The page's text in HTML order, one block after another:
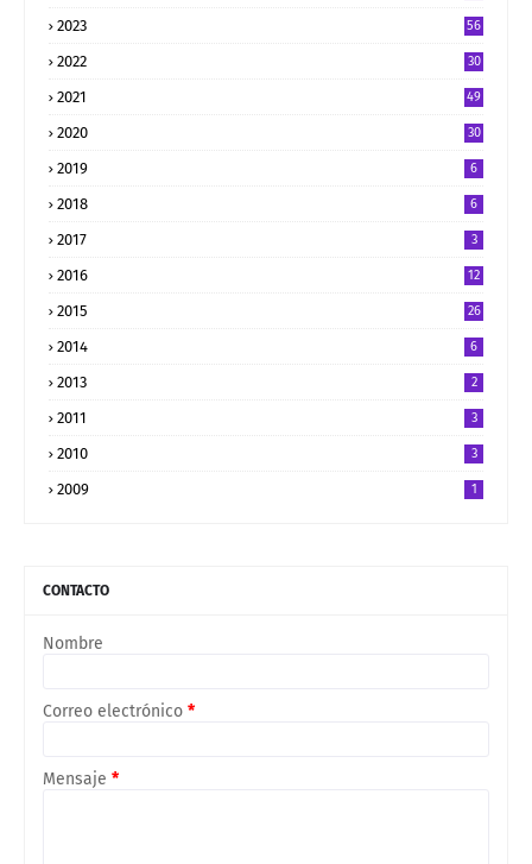
2023 56
2022 30
2021 49
2020 30
2019 6
2018 6
2017 3
2016 12
2015 26
2014 6
2013 2
2011 3
2010 3
2009 1
CONTACTO
Nombre
Correo electrónico *
Mensaje *